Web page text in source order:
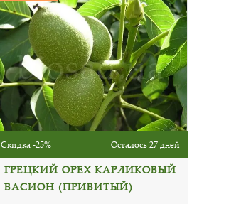
Скидка -25% Осталось 27 дней
ГРЕЦКИЙ ОРЕХ КАРЛИКОВЫЙ
ВАСИОН (ПРИВИТЫЙ)